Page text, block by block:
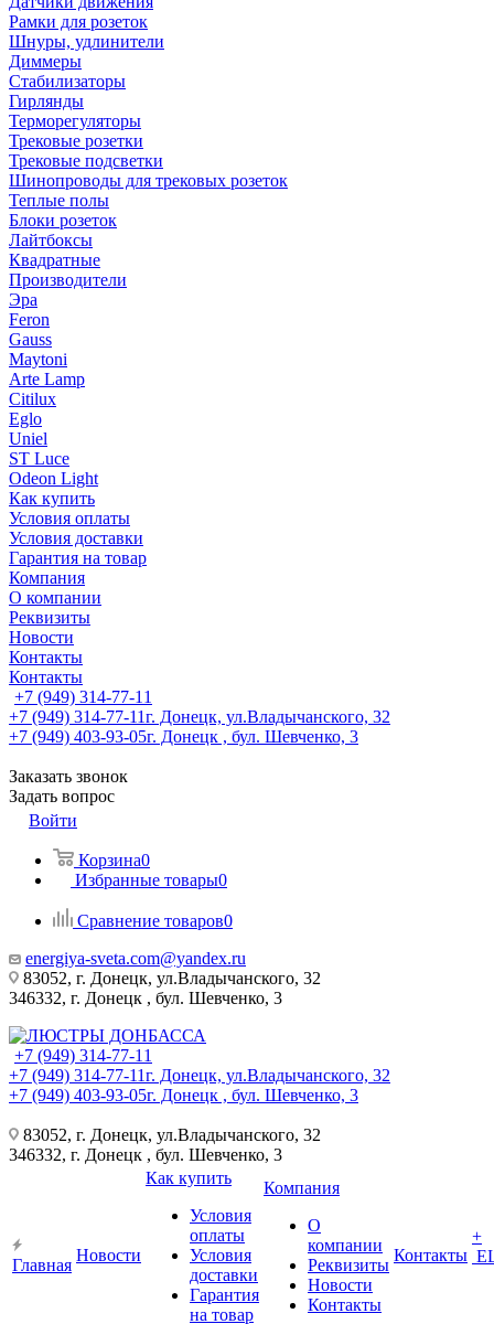
Рамки для розеток
Шнуры, удлинители
Диммеры
Стабилизаторы
Гирлянды
Терморегуляторы
Трековые розетки
Трековые подсветки
Шинопроводы для трековых розеток
Теплые полы
Блоки розеток
Лайтбоксы
Квадратные
Производители
Эра
Feron
Gauss
Maytoni
Arte Lamp
Citilux
Eglo
Uniel
ST Luce
Odeon Light
Как купить
Условия оплаты
Условия доставки
Гарантия на товар
Компания
О компании
Реквизиты
Новости
Контакты
Контакты
+7 (949) 314-77-11
+7 (949) 314-77-11г. Донецк, ул.Владычанского, 32
+7 (949) 403-93-05г. Донецк , бул. Шевченко, 3
Заказать звонок
Задать вопрос
Войти
Корзина0
Избранные товары0
Сравнение товаров0
energiya-sveta.com@yandex.ru
83052, г. Донецк, ул.Владычанского, 32
346332, г. Донецк , бул. Шевченко, 3
+7 (949) 314-77-11
+7 (949) 314-77-11г. Донецк, ул.Владычанского, 32
+7 (949) 403-93-05г. Донецк , бул. Шевченко, 3
83052, г. Донецк, ул.Владычанского, 32
346332, г. Донецк , бул. Шевченко, 3
Главная
Новости
Как купить
Условия
оплаты
Условия
доставки
Гарантия
на товар
Компания
О
компании
Реквизиты
Новости
Контакты
Контакты
+